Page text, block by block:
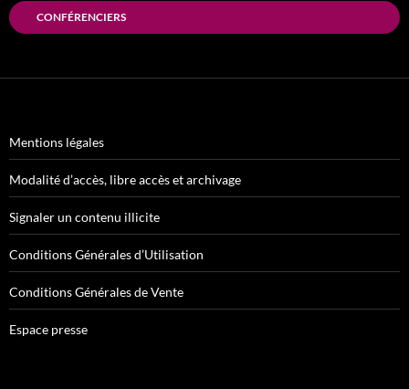
CONFÉRENCIERS
Mentions légales
Modalité d’accès, libre accès et archivage
Signaler un contenu illicite
Conditions Générales d’Utilisation
Conditions Générales de Vente
Espace presse